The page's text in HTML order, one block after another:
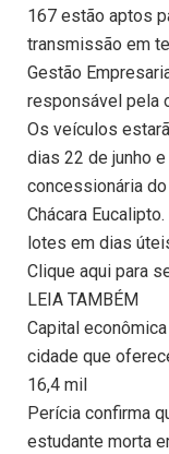
167 estão aptos
transmissão em
Gestão
responsável pela
Os veículos
dias 22 de junho
concessionária
Chácara
lotes em dias
Clique aqui para
LEIA TAMBÉM
Capital
cidade que
16,4 mil
Perícia confirma
estudante morta